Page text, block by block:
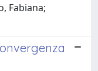
Fabiana;